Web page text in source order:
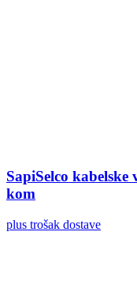
SapiSelco kabelske
kom
plus trošak dostave